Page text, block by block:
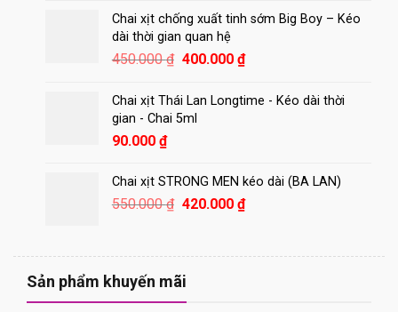
Chai xịt chống xuất tinh sớm Big Boy – Kéo
dài thời gian quan hệ
450.000₫ Giá
là:
450.000 ₫.
400.000 ₫Giá
tại
Chai xịt Thái Lan Longtime - Kéo dài thời
gian - Chai 5ml
90.000 ₫
Chai xịt STRONG MEN kéo dài (BA LAN)
550.000₫ Giá
550.000 ₫.
420.000 ₫Giá
là:
Sản phẩm khuyến mãi